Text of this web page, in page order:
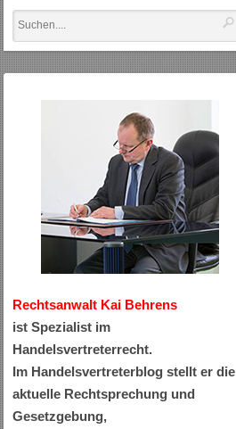
Rechtsanwalt Kai Behrens
ist Spezialist im
Handelsvertreterrecht.
Im Handelsvertreterblog stellt er die
aktuelle Rechtsprechung und
Gesetzgebung,